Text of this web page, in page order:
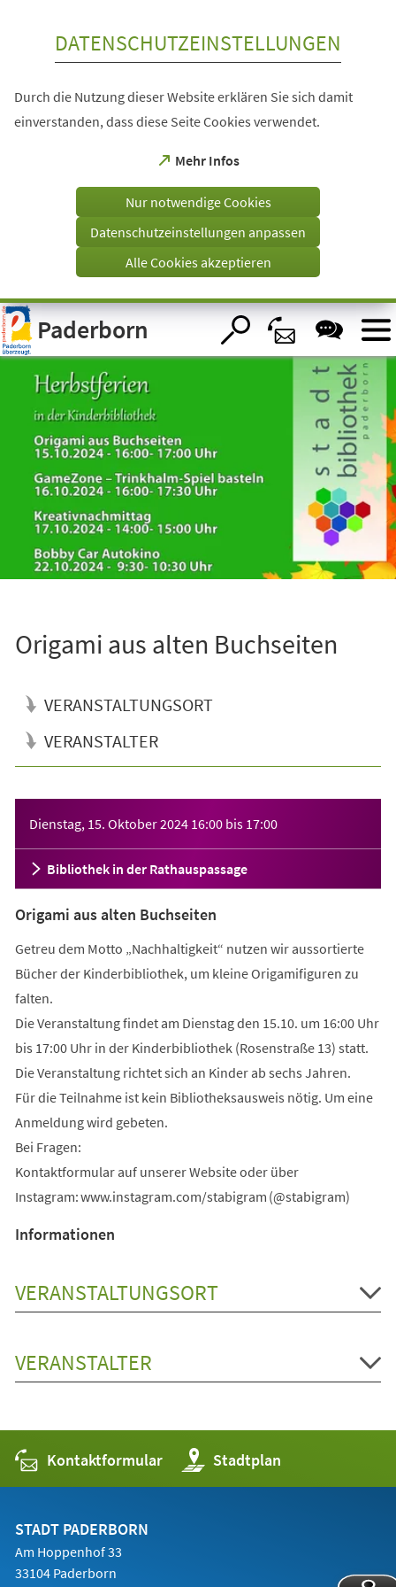
Visuelle
Assistenzsoftware
öffnen.
DATENSCHUTZEINSTELLUNGEN
Durch die Nutzung dieser Website erklären Sie sich damit
einverstanden, dass diese Seite Cookies verwendet.
Mehr Infos
(Öffnet
einem
Tab)
Nur notwendige Cookies
Datenschutzeinstellungen anpassen
Alle Cookies akzeptieren
Paderborn
Origami aus alten Buchseiten
VERANSTALTUNGSORT
VERANSTALTER
Dienstag, 15. Oktober 2024 16:00 bis 17:00
Bibliothek in der Rathauspassage
Origami aus alten Buchseiten
Getreu dem Motto „Nachhaltigkeit“ nutzen wir aussortierte
Bücher der Kinderbibliothek, um kleine Origamifiguren zu
falten.
Die Veranstaltung findet am Dienstag den 15.10. um 16:00 Uhr
bis 17:00 Uhr in der Kinderbibliothek (Rosenstraße 13) statt.
Die Veranstaltung richtet sich an Kinder ab sechs Jahren.
Für die Teilnahme ist kein Bibliotheksausweis nötig. Um eine
Anmeldung wird gebeten.
Bei Fragen:
Kontaktformular auf unserer Website oder über
Instagram: www.instagram.com/stabigram (@stabigram)
Informationen
VERANSTALTUNGSORT
VERANSTALTER
Kontaktformular Stadtplan
(Öffnet
in
einem
STADT PADERBORN
Am Hoppenhof 33
33104 Paderborn